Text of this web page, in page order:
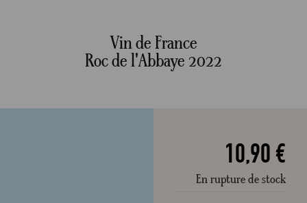
Mot de passe
Vin de France
Roc de l'Abbaye 2022
10,90 €
En rupture de stock